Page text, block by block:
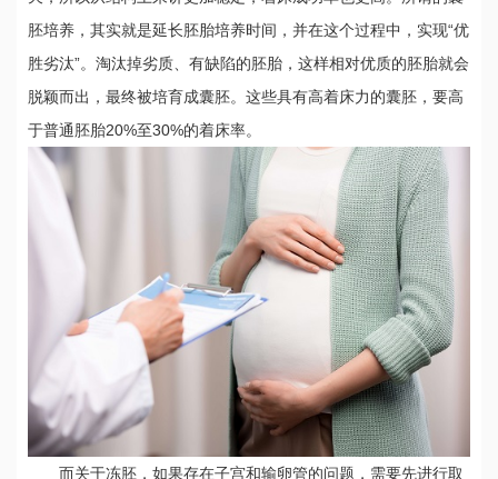
胚培养，其实就是延长胚胎培养时间，并在这个过程中，实现“优
胜劣汰”。淘汰掉劣质、有缺陷的胚胎，这样相对优质的胚胎就会
脱颖而出，最终被培育成囊胚。这些具有高着床力的囊胚，要高
于普通胚胎20%至30%的着床率。
而关于冻胚，如果存在子宫和输卵管的问题，需要先进行取